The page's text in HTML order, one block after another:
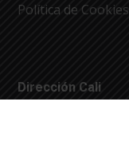
Política de Cookies
Dirección Cali